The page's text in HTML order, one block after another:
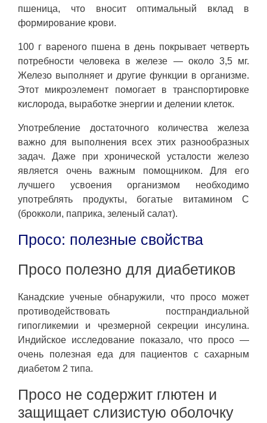
пшеница, что вносит оптимальный вклад в
формирование крови.
100 г вареного пшена в день покрывает четверть
потребности человека в железе — около 3,5 мг.
Железо выполняет и другие функции в организме.
Этот микроэлемент помогает в транспортировке
кислорода, выработке энергии и делении клеток.
Употребление достаточного количества железа
важно для выполнения всех этих разнообразных
задач. Даже при хронической усталости железо
является очень важным помощником. Для его
лучшего усвоения организмом необходимо
употреблять продукты, богатые витамином С
(брокколи, паприка, зеленый салат).
Просо: полезные свойства
Просо полезно для диабетиков
Канадские ученые обнаружили, что просо может
противодействовать постпрандиальной
гипогликемии и чрезмерной секреции инсулина.
Индийское исследование показало, что просо —
очень полезная еда для пациентов с сахарным
диабетом 2 типа.
Просо не содержит глютен и
защищает слизистую оболочку